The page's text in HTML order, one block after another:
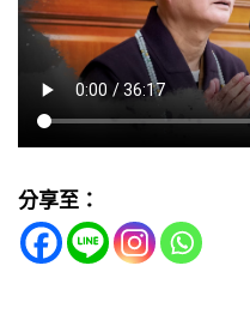
分享至：